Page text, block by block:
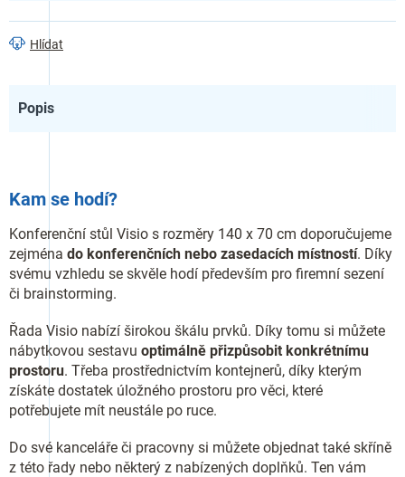
Hlídat
Popis
Kam se hodí?
Konferenční stůl Visio s rozměry 140 x 70 cm doporučujeme
zejména do konferenčních nebo zasedacích místností. Díky
svému vzhledu se skvěle hodí především pro firemní sezení
či brainstorming.
Řada Visio nabízí širokou škálu prvků. Díky tomu si můžete
nábytkovou sestavu optimálně přizpůsobit konkrétnímu
prostoru. Třeba prostřednictvím kontejnerů, díky kterým
získáte dostatek úložného prostoru pro věci, které
potřebujete mít neustále po ruce.
Do své kanceláře či pracovny si můžete objednat také skříně
z této řady nebo některý z nabízených doplňků. Ten vám